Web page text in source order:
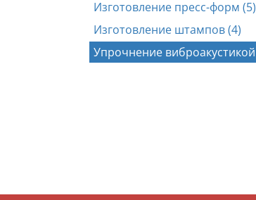
Изготовление пресс-форм (5)
Изготовление штампов (4)
Упрочнение виброакустикой